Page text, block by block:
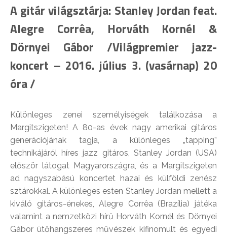
A gitár világsztárja: Stanley Jordan feat.
Alegre Corrêa, Horváth Kornél &
Dörnyei Gábor /Világpremier jazz-
koncert – 2016. július 3. (vasárnap) 20
óra /
Különleges zenei személyiségek találkozása a
Margitszigeten! A 80-as évek nagy amerikai gitáros
generációjának tagja, a különleges „tapping”
technikájáról híres jazz gitáros, Stanley Jordan (USA)
először látogat Magyarországra, és a Margitszigeten
ad nagyszabású koncertet hazai és külföldi zenész
sztárokkal. A különleges esten Stanley Jordan mellett a
kiváló gitáros-énekes, Alegre Corrêa (Brazília) játéka
valamint a nemzetközi hírű Horváth Kornél és Dörnyei
Gábor ütőhangszeres művészek kifinomult és egyedi